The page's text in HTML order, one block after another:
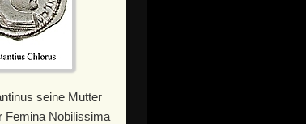
seine Mutter
Femina Nobilissima